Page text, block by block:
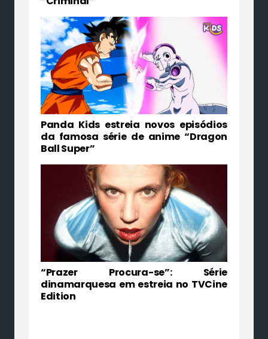
Panda Kids estreia novos episódios
da famosa série de anime “Dragon
Ball Super”
“Prazer Procura-se”: Série
dinamarquesa em estreia no TVCine
Edition